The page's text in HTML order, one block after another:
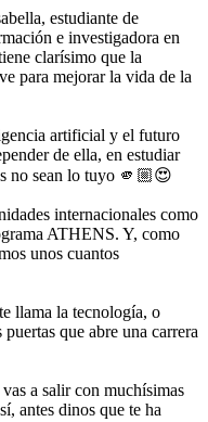
estudiante de
e investigadora en
clarísimo que la
para mejorar la vida de la
artificial y el futuro
de ella, en estudiar
no sean lo tuyo 🫵🏼😍
internacionales como
ATHENS. Y, como
unos cuantos
llama la tecnología, o
que abre una carrera
a salir con muchísimas
antes dinos que te ha